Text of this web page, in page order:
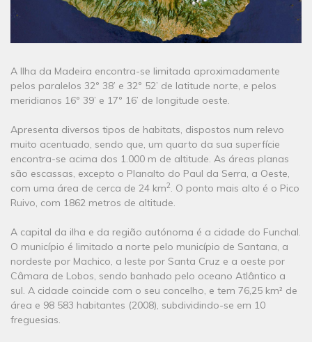
A Ilha da Madeira encontra-se limitada aproximadamente
pelos paralelos 32º 38’ e 32º 52’ de latitude norte, e pelos
meridianos 16º 39’ e 17º 16’ de longitude oeste.
Apresenta diversos tipos de habitats, dispostos num relevo
muito acentuado, sendo que, um quarto da sua superfície
encontra-se acima dos 1.000 m de altitude. As áreas planas
são escassas, excepto o Planalto do Paul da Serra, a Oeste,
com uma área de cerca de 24 km2. O ponto mais alto é o Pico
Ruivo, com 1862 metros de altitude.
A capital da ilha e da região autónoma é a cidade do Funchal.
O município é limitado a norte pelo município de Santana, a
nordeste por Machico, a leste por Santa Cruz e a oeste por
Câmara de Lobos, sendo banhado pelo oceano Atlântico a
sul. A cidade coincide com o seu concelho, e tem 76,25 km² de
área e 98 583 habitantes (2008), subdividindo-se em 10
freguesias.